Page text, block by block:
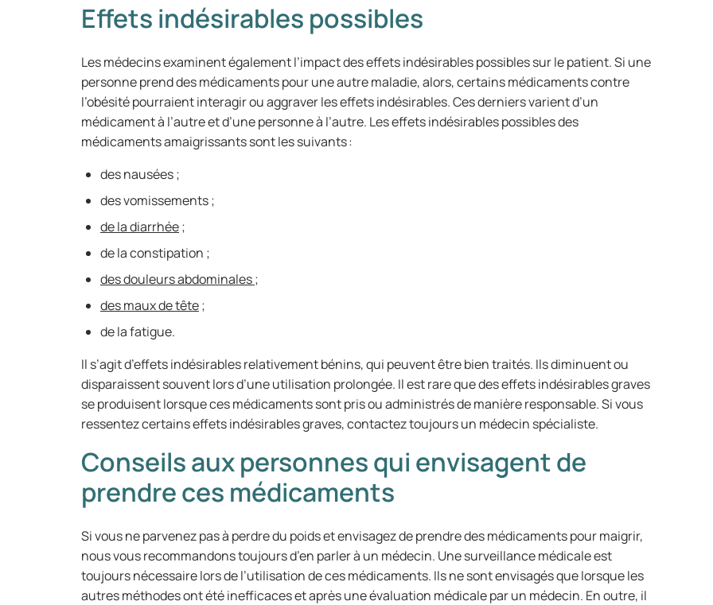
Effets indésirables possibles
Les médecins examinent également l’impact des effets indésirables possibles sur le patient. Si une
personne prend des médicaments pour une autre maladie, alors, certains médicaments contre
l’obésité pourraient interagir ou aggraver les effets indésirables. Ces derniers varient d’un
médicament à l’autre et d’une personne à l’autre. Les effets indésirables possibles des
médicaments amaigrissants sont les suivants :
des nausées ;
des vomissements ;
de la diarrhée;
de la constipation ;
des douleurs abdominales;
des maux de tête;
de la fatigue.
Il s’agit d’effets indésirables relativement bénins, qui peuvent être bien traités. Ils diminuent ou
disparaissent souvent lors d’une utilisation prolongée. Il est rare que des effets indésirables graves
se produisent lorsque ces médicaments sont pris ou administrés de manière responsable. Si vous
ressentez certains effets indésirables graves, contactez toujours un médecin spécialiste.
Conseils aux personnes qui envisagent de
prendre ces médicaments
Si vous ne parvenez pas à perdre du poids et envisagez de prendre des médicaments pour maigrir,
nous vous recommandons toujours d’en parler à un médecin. Une surveillance médicale est
toujours nécessaire lors de l’utilisation de ces médicaments. Ils ne sont envisagés que lorsque les
autres méthodes ont été inefficaces et après une évaluation médicale par un médecin. En outre, il